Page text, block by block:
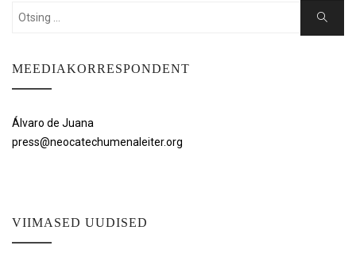
Search
Search
MEEDIAKORRESPONDENT
Álvaro de Juana
press@neocatechumenaleiter.org
VIIMASED UUDISED